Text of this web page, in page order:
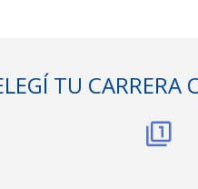
TU CARRERA